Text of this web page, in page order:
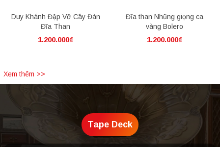
Duy Khánh Đập Vỡ Cây Đàn
Đĩa Than
1.200.000₫
Đĩa than Nhũng giọng ca
vàng Bolero
1.200.000₫
Xem thêm >>
Tape Deck